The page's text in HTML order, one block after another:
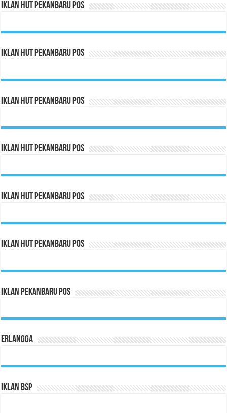
Iklan HUT Pekanbaru Pos
Iklan HUT Pekanbaru Pos
Iklan HUT Pekanbaru Pos
Iklan HUT Pekanbaru Pos
Iklan HUT Pekanbaru Pos
Iklan HUT Pekanbaru Pos
Iklan Pekanbaru Pos
Erlangga
Iklan BSP